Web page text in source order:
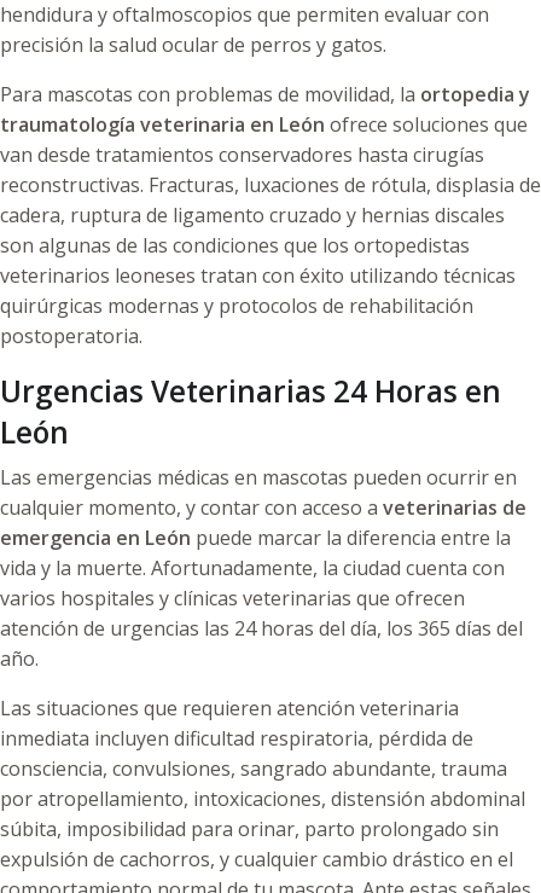
hendidura y oftalmoscopios que permiten evaluar con
precisión la salud ocular de perros y gatos.
Para mascotas con problemas de movilidad, la ortopedia y
traumatología veterinaria en León ofrece soluciones que
van desde tratamientos conservadores hasta cirugías
reconstructivas. Fracturas, luxaciones de rótula, displasia de
cadera, ruptura de ligamento cruzado y hernias discales
son algunas de las condiciones que los ortopedistas
veterinarios leoneses tratan con éxito utilizando técnicas
quirúrgicas modernas y protocolos de rehabilitación
postoperatoria.
Urgencias Veterinarias 24 Horas en
León
Las emergencias médicas en mascotas pueden ocurrir en
cualquier momento, y contar con acceso a veterinarias de
emergencia en León puede marcar la diferencia entre la
vida y la muerte. Afortunadamente, la ciudad cuenta con
varios hospitales y clínicas veterinarias que ofrecen
atención de urgencias las 24 horas del día, los 365 días del
año.
Las situaciones que requieren atención veterinaria
inmediata incluyen dificultad respiratoria, pérdida de
consciencia, convulsiones, sangrado abundante, trauma
por atropellamiento, intoxicaciones, distensión abdominal
súbita, imposibilidad para orinar, parto prolongado sin
expulsión de cachorros, y cualquier cambio drástico en el